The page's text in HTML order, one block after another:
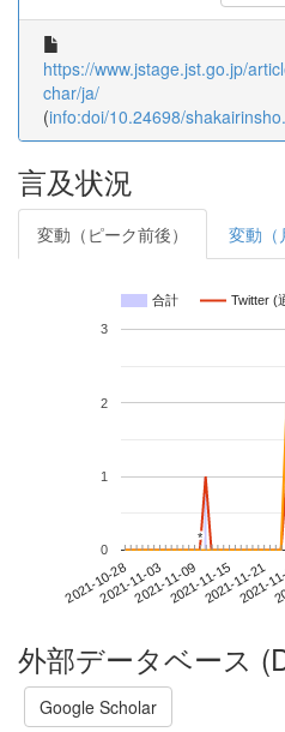
https://www.jstage.jst.go.jp/
char/ja/
(info:doi/10.24698/
言及状況
変動（ピーク前後） 変動（
合計 Twitter (
2021-10-282021-11-032021-11-092021-11-152021-11-21
2021-
0
1
2
3
**
外部データベース
Google Scholar